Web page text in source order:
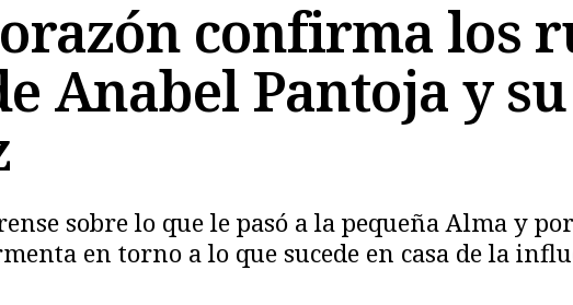
confirma los
Anabel Pantoja y
sobre lo que le pasó a la pequeña Alma y
en torno a lo que sucede en casa de la